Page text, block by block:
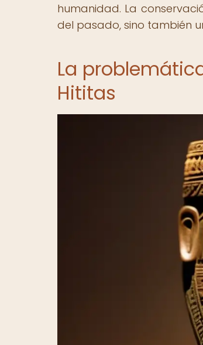
humanidad. La
del pasado, sino también
La
Hititas